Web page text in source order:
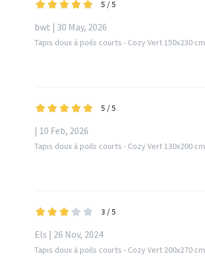
5 / 5
bwt | 30 May, 2026
Tapis doux à poils courts - Cozy Vert 150x230 cm
5 / 5
| 10 Feb, 2026
Tapis doux à poils courts - Cozy Vert 130x200 cm
3 / 5
Els | 26 Nov, 2024
Tapis doux à poils courts - Cozy Vert 200x270 cm